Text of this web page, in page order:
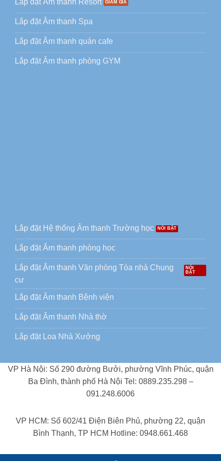
Lắp đặt Âm thanh Resort
Lắp đặt Âm thanh Spa
Lắp đặt Âm thanh quán cafe
Lắp đặt Âm thanh phòng GYM
Lắp đặt Hệ thống Âm thanh Trường học
Lắp đặt Âm thanh phòng học
Lắp đặt Âm thanh Văn phòng Tòa nhà Chung
cư
Lắp đặt Âm thanh Bệnh viện
Lắp đặt Âm thanh Nhà thờ
Lắp đặt Loa Nhà Xưởng
VP Hà Nội: Số 290 đường Bưởi, phường Vĩnh Phúc, quận
Ba Đình, thành phố Hà Nội Tel: 0889.235.298 –
091.248.6006
VP HCM: Số 602/41 Điện Biên Phủ, phường 22, quận
Bình Thạnh, TP HCM Hotline: 0948.661.468